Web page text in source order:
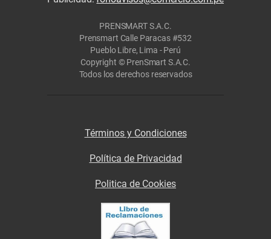
PRENSMART S.A.C.
Prensmart Calle Paracas #532
Pueblo Libre, Lima - Perú
Copyright © PrenSmart S.A.C.
Todos los derechos reservados
Términos y Condiciones
Política de Privacidad
Politica de Cookies